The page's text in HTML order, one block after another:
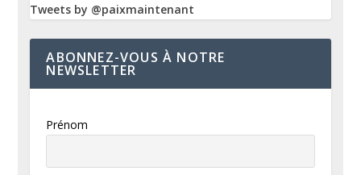
Tweets by @paixmaintenant
ABONNEZ-VOUS À NOTRE
NEWSLETTER
Prénom